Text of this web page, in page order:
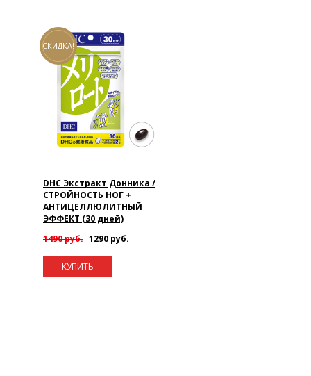
СКИДКА!
DHC Экстракт Донника /
СТРОЙНОСТЬ НОГ +
АНТИЦЕЛЛЮЛИТНЫЙ
ЭФФЕКТ (30 дней)
1490 руб. 1290 руб.
КУПИТЬ